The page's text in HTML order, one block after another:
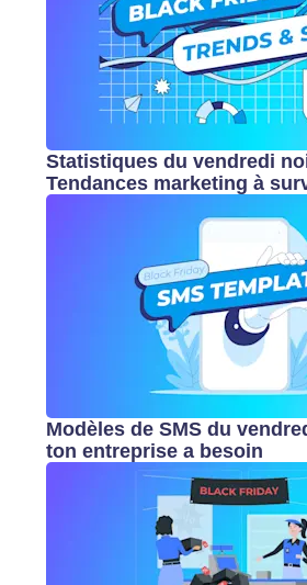
Statistiques du vendredi
Tendances marketing à
Modèles de SMS du
ton entreprise a besoin